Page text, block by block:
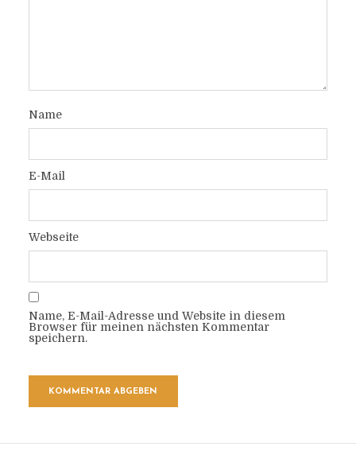
Name
E-Mail
Webseite
Name, E-Mail-Adresse und Website in diesem
Browser für meinen nächsten Kommentar
speichern.